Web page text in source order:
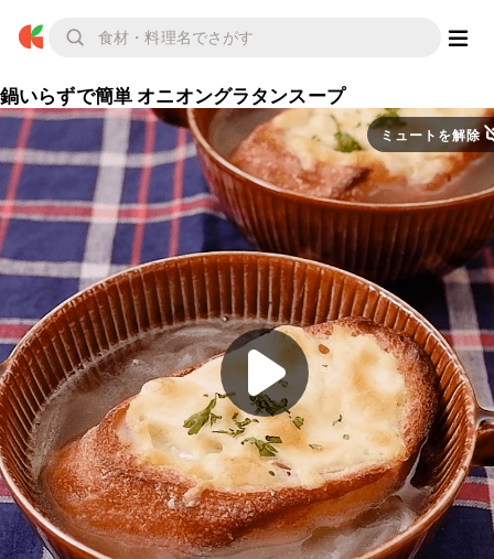
鍋いらずで簡単 オニオングラタンスープ
ミュートを解除